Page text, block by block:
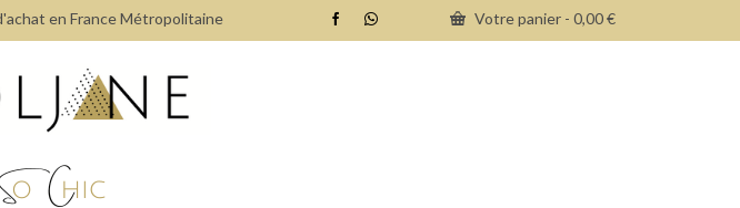
Votre panier - 0,00€
en France Métropolitaine